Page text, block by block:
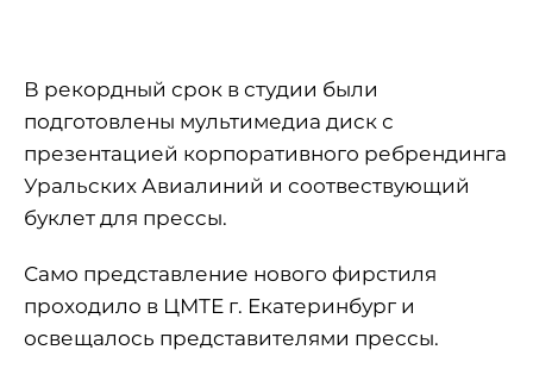
В рекордный срок в студии были
подготовлены мультимедиа диск с
презентацией корпоративного ребрендинга
Уральских Авиалиний и соотвествующий
буклет для прессы.
Само представление нового фирстиля
проходило в ЦМТЕ г. Екатеринбург и
освещалось представителями прессы.